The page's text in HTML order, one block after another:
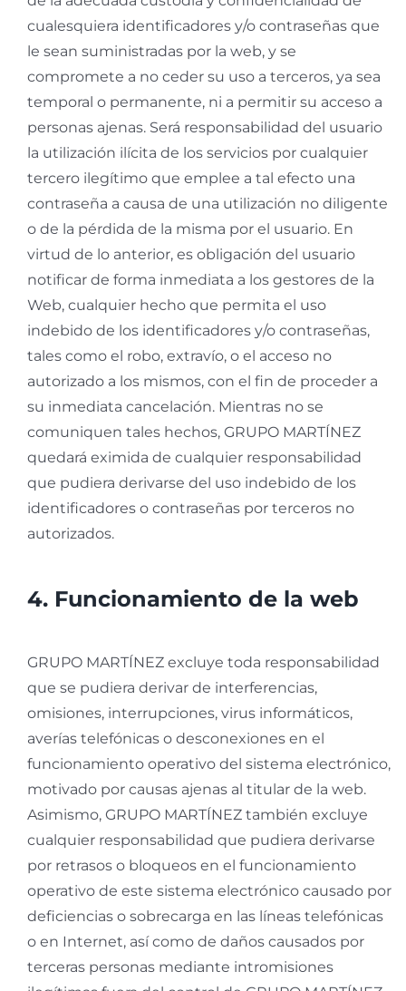
cualesquiera identificadores y/o contraseñas que
le sean suministradas por la web, y se
compromete a no ceder su uso a terceros, ya sea
temporal o permanente, ni a permitir su acceso a
personas ajenas. Será responsabilidad del usuario
la utilización ilícita de los servicios por cualquier
tercero ilegítimo que emplee a tal efecto una
contraseña a causa de una utilización no diligente
o de la pérdida de la misma por el usuario. En
virtud de lo anterior, es obligación del usuario
notificar de forma inmediata a los gestores de la
Web, cualquier hecho que permita el uso
indebido de los identificadores y/o contraseñas,
tales como el robo, extravío, o el acceso no
autorizado a los mismos, con el fin de proceder a
su inmediata cancelación. Mientras no se
comuniquen tales hechos, GRUPO MARTÍNEZ
quedará eximida de cualquier responsabilidad
que pudiera derivarse del uso indebido de los
identificadores o contraseñas por terceros no
autorizados.
4. Funcionamiento de la web
GRUPO MARTÍNEZ excluye toda responsabilidad
que se pudiera derivar de interferencias,
omisiones, interrupciones, virus informáticos,
averías telefónicas o desconexiones en el
funcionamiento operativo del sistema electrónico,
motivado por causas ajenas al titular de la web.
Asimismo, GRUPO MARTÍNEZ también excluye
cualquier responsabilidad que pudiera derivarse
por retrasos o bloqueos en el funcionamiento
operativo de este sistema electrónico causado por
deficiencias o sobrecarga en las líneas telefónicas
o en Internet, así como de daños causados por
terceras personas mediante intromisiones